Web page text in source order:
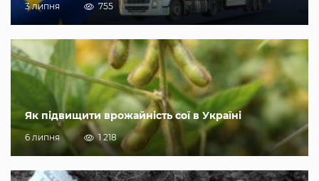
3 липня 755
Як підвищити врожайність сої в Україні
6 липня 1 218